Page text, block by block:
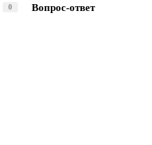
0 Вопрос-ответ